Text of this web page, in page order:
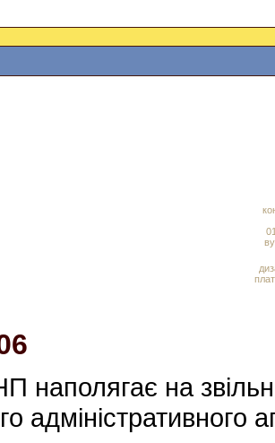
наполягає на
адміністративного